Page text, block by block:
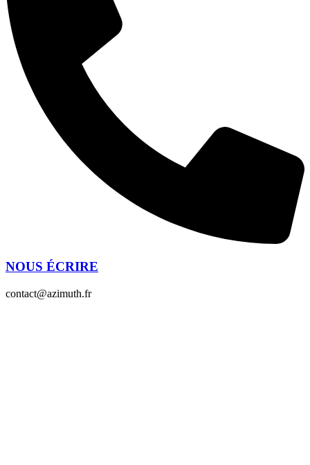
NOUS ÉCRIRE
contact@azimuth.fr